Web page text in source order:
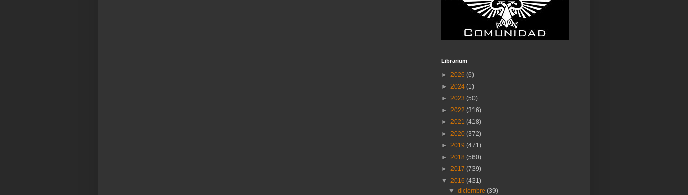
Librarium
► 2026 (6)
► 2024 (1)
► 2023 (50)
► 2022 (316)
► 2021 (418)
► 2020 (372)
► 2019 (471)
► 2018 (560)
► 2017 (739)
▼ 2016 (431)
▼diciembre(39)